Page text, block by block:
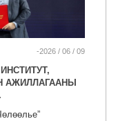
-2026 / 06 / 09